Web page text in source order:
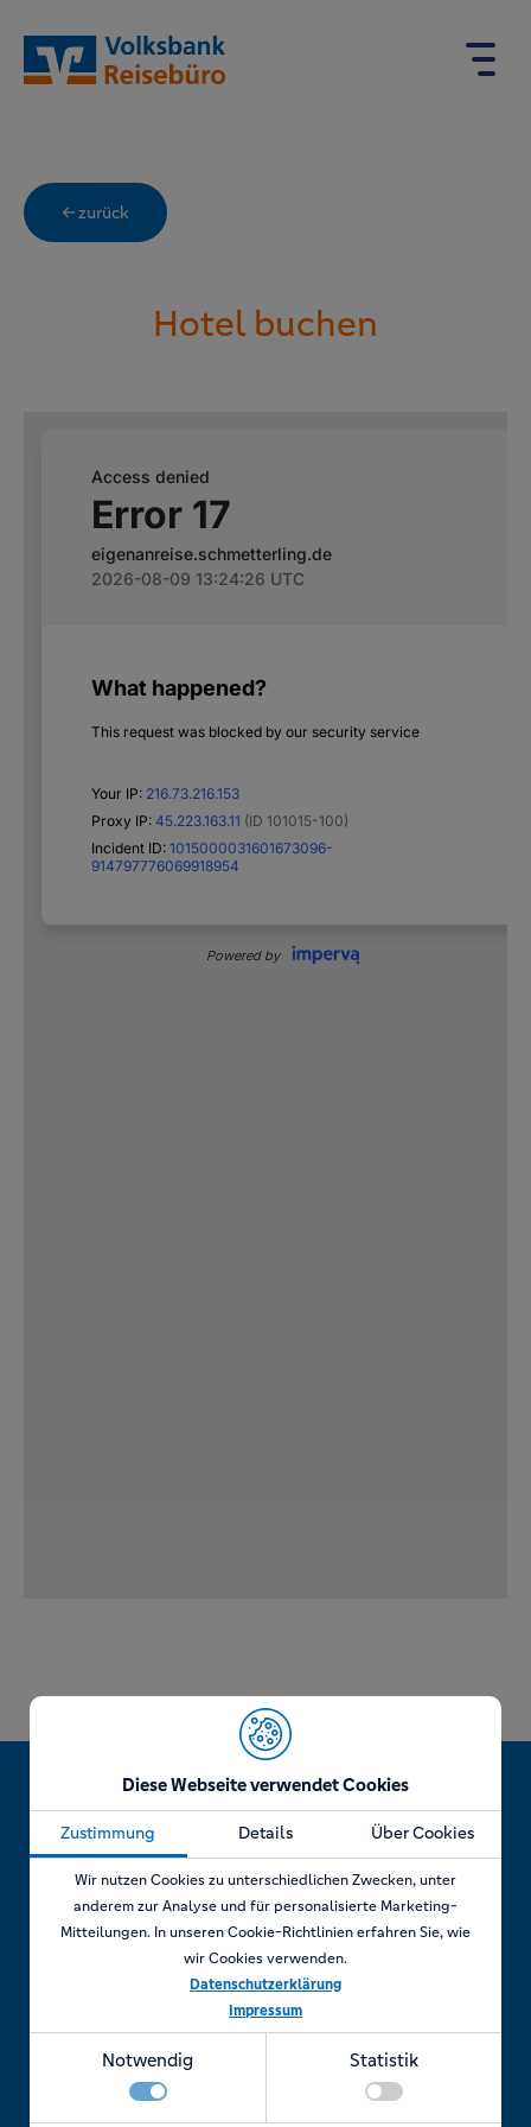
Diese Webseite verwendet Cookies
Zustimmung Details Über Cookies
Wir nutzen Cookies zu unterschiedlichen Zwecken, unter
anderem zur Analyse und für personalisierte Marketing-
Mitteilungen. In unseren Cookie-Richtlinien erfahren Sie, wie
wir Cookies verwenden.
Datenschutzerklärung
Impressum
Notwendig Statistik
← zurück
Hotel buchen
Jetzt Termin vereinbaren!
Telefonisch
+49 7841 69 11880